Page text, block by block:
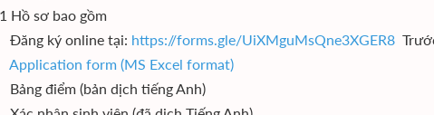
Hồ sơ bao gồm
ký online tại: https://forms.gle/UiXMguMsQne3XGER8
Application form (MS Excel format)
điểm (bản dịch tiếng Anh)